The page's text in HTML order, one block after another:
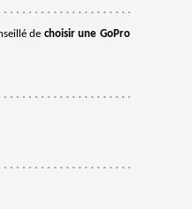
de choisir une GoPro